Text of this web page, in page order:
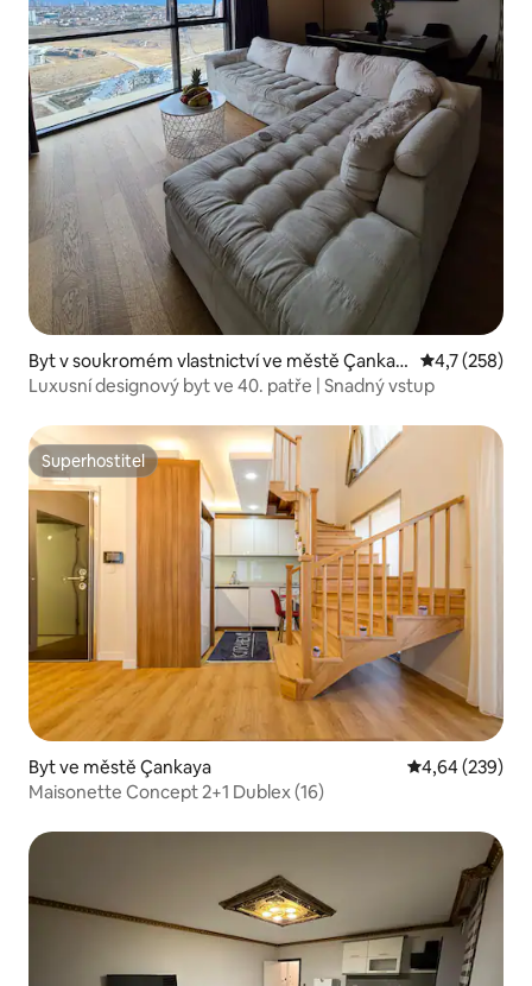
Byt v soukromém vlastnictví ve městě Çankay
a/Ankara.
Průměrné
4,7 (258)
Luxusní designový byt ve 40. patře | Snadný vstup
Superhostitel
Superhostitel
Byt ve městě Çankaya Průměrné
4,64 (239)
Maisonette Concept 2+1 Dublex (16)